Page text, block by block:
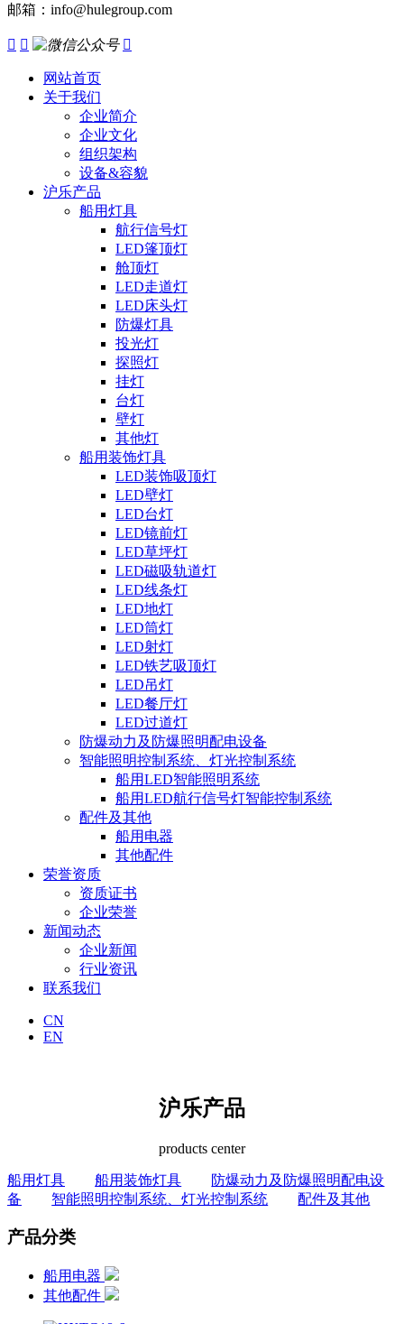
邮箱：info@hulegroup.com
  
网站首页
关于我们
企业简介
企业文化
组织架构
设备&容貌
沪乐产品
船用灯具
航行信号灯
LED篷顶灯
舱顶灯
LED走道灯
LED床头灯
防爆灯具
投光灯
探照灯
挂灯
台灯
壁灯
其他灯
船用装饰灯具
LED装饰吸顶灯
LED壁灯
LED台灯
LED镜前灯
LED草坪灯
LED磁吸轨道灯
LED线条灯
LED地灯
LED筒灯
LED射灯
LED铁艺吸顶灯
LED吊灯
LED餐厅灯
LED过道灯
防爆动力及防爆照明配电设备
智能照明控制系统、灯光控制系统
船用LED智能照明系统
船用LED航行信号灯智能控制系统
配件及其他
船用电器
其他配件
荣誉资质
资质证书
企业荣誉
新闻动态
企业新闻
行业资讯
联系我们
CN
EN
沪乐产品
products center
船用灯具 船用装饰灯具
防爆动力及防爆照明配电设
备
智能照明控制系统、灯光控制系统 配件及其他
产品分类
船用电器
其他配件